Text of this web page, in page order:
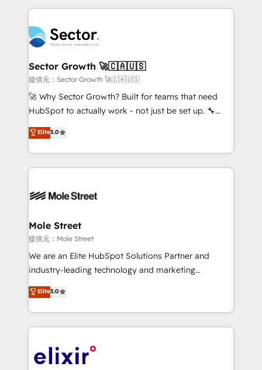
empresas em 13 países utilizam a Nexforce. Somos
a maior parceira da HubSpot na América Latina e
líder no ranking global de sucesso do cliente da
HubSpot.
integrations, custom CMS portal development,
businesses. Our teams are based in North America
and APAC. We are HubSpot's top-ranked Advanced
Implementation Certified Partner and we contribute
to their advisory council. We strive to do 'good work
with good people' and have worked with incredible
brands. You can see some of them on our website,
Sector Growth 🚀🇨🇦🇺🇸
提供元：Sector Growth 🚀🇨🇦🇺🇸
🚀 Why Sector Growth? Built for teams that need
HubSpot to actually work - not just be set up. 🔧
HubSpot Experts: Onboarding, migrations,
automation, and training built for adoption. ⚡ Highly
Technical Execution: ERP, EMR and Custom
Integrations; complex builds delivered in weeks, not
workflows; automation agents; process optimization
Healthcare: HIPAA implementations; secure data
workflows 💼 Financial Services: compliant
workflows; audit-ready reporting ⚖️ Legal: client
intake; pipeline and document workflows 🛒 E-
revenue automation 🏢 Real Estate: deal pipelines;
portfolio and lifecycle management 🏭
HIPAA-aware; CASL-compliant; GDPR-ready
implementations where required 💡 Why 500+
Elite5.0
Mole Street
提供元：Mole Street
We are an Elite HubSpot Solutions Partner and
industry-leading technology and marketing
consultancy. Our focus is on enterprise and mid-
market B2B companies globally that want a strategic
approach to execute their goals through creative
applications of our solutions; Technical HubSpot
Design, Migrations + Integrations. Mole Street’s
Elite5.0